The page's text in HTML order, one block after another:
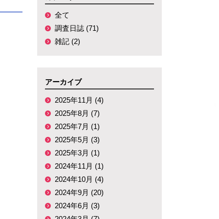
全て
調査日誌 (71)
雑記 (2)
アーカイブ
2025年11月 (4)
2025年8月 (7)
2025年7月 (1)
2025年5月 (3)
2025年3月 (1)
2024年11月 (1)
2024年10月 (4)
2024年9月 (20)
2024年6月 (3)